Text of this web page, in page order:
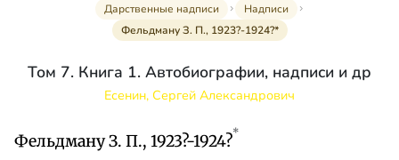
Дарственные надписи
Надписи
Фельдману З. П., 1923?-1924?*
Том 7. Книга 1. Автобиографии, надписи и др
Есенин, Сергей Александрович
Фельдману З. П., 1923?-1924?*